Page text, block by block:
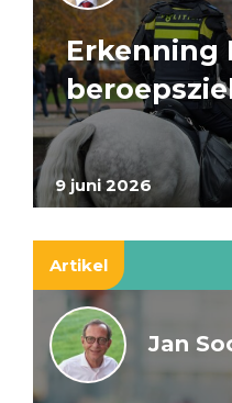
9 juni 2026
Erkenning
Artikel
Jan